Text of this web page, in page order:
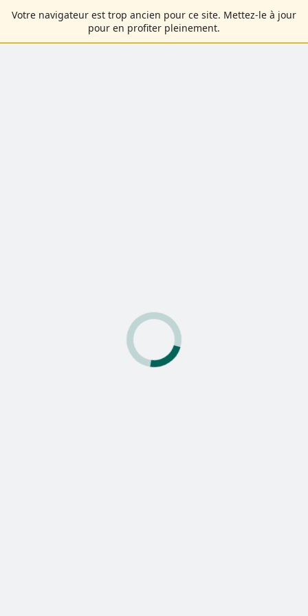
Votre navigateur est trop ancien pour ce site. Mettez-le à jour
pour en profiter pleinement.